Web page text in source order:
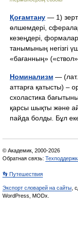
Қоғамтану — 1)
өлшемдері,
кезеңдері,
танымының негізгі
«бағанның»
Номинализм — (лат.
аттарға қатысты) –
схоластика
қарсы шықты және
пайда болды. Бұл
© Академик, 2000-2026
Обратная связь:
👣 Путешествия
Экспорт словарей на сайты ,
WordPress, MODx.